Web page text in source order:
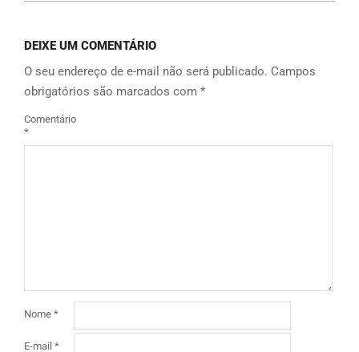
DEIXE UM COMENTÁRIO
O seu endereço de e-mail não será publicado. Campos
obrigatórios são marcados com *
Comentário
*
Nome *
E-mail *